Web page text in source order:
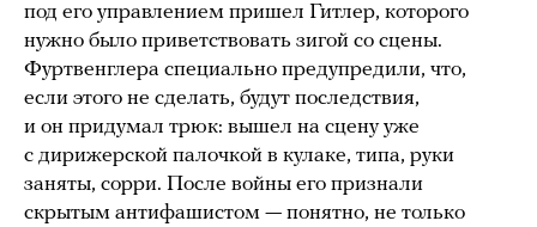
под его управлением пришел Гитлер, которого
нужно было приветствовать зигой со сцены.
Фуртвенглера специально предупредили, что,
если этого не сделать, будут последствия,
и он придумал трюк: вышел на сцену уже
с дирижерской палочкой в кулаке, типа, руки
заняты, сорри. После войны его признали
скрытым антифашистом — понятно, не только